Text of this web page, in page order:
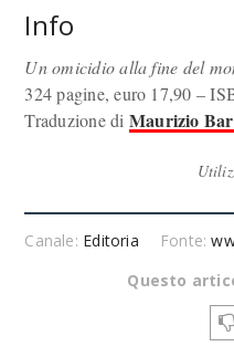
Info
Un omicidio alla fine del
324 pagine, euro 17,90 –
Traduzione di Maurizio
Canale: Editoria Fonte:
Questo